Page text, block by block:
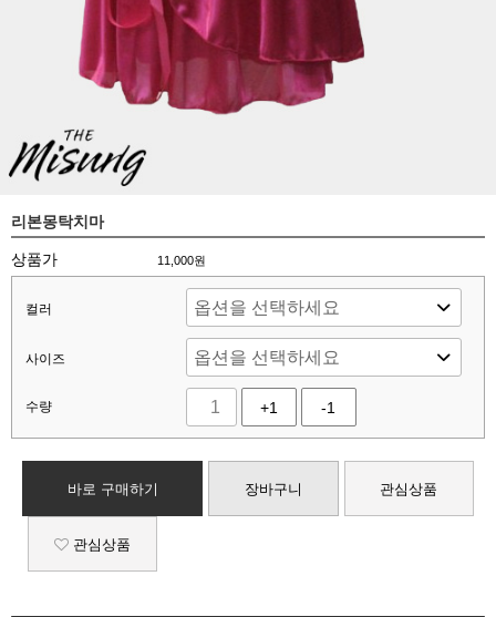
리본몽탁치마
상품가 11,000원
컬러
사이즈
수량 +1 -1
바로 구매하기 장바구니 관심상품
관심상품